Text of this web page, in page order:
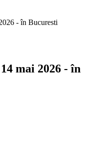
- în Bucuresti
mai 2026 - în